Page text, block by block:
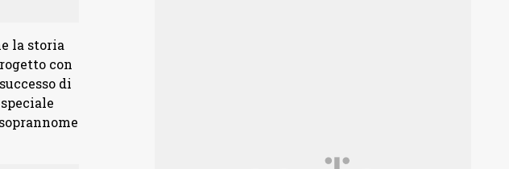
la storia
con
di